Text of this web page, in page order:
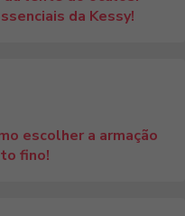
da Kessy!
escolher a armação
fino!